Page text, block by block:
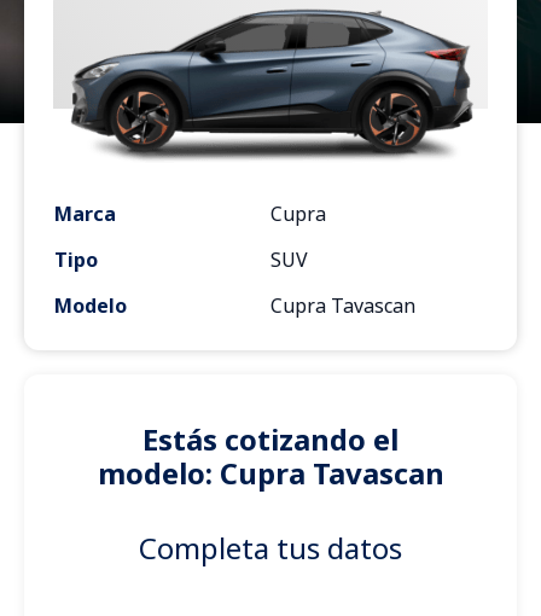
Marca
Cupra
Tipo
SUV
Modelo
Cupra Tavascan
Estás cotizando el
modelo: Cupra Tavascan
Completa tus datos